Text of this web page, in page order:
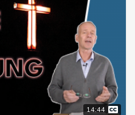
14:44